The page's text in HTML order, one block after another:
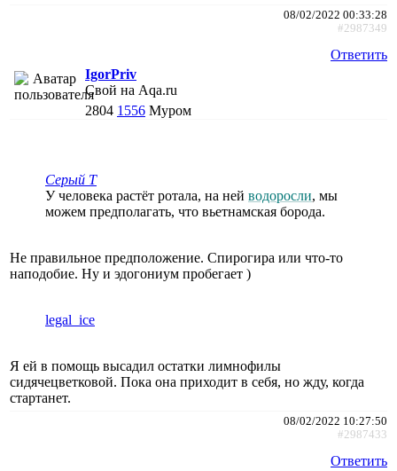
08/02/2022 00:33:28
#2987349
Ответить
IgorPriv
Свой на Aqa.ru
2804 1556 Муром
Серый Т
У человека растёт ротала, на ней водоросли, мы
можем предполагать, что вьетнамская борода.
Не правильное предположение. Спирогира или что-то
наподобие. Ну и эдогониум пробегает )
legal_ice
Я ей в помощь высадил остатки лимнофилы
сидячецветковой. Пока она приходит в себя, но жду, когда
стартанет.
08/02/2022 10:27:50
#2987433
Ответить